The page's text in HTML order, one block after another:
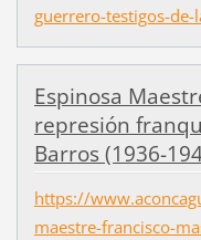
guerrero-testigos-
Espinosa
represión
Barros (1936-
https://
maestre-francisco-